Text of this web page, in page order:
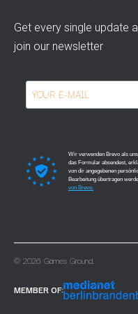
Get every single update
join our newsletter
Wir verwenden Brevo als
das Formular absendest,
von dir angegebenen
Bearbeitung übertragen
von Brevo.
© 2026 Games Ground.
MEMBER OF: